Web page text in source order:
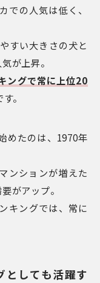
での人気は低く、
すい大きさの犬と
が上昇。
ングで常に上位20
。
めたのは、1970年
ンションが増えた
がアップ。
キングでは、常に
としても活躍す